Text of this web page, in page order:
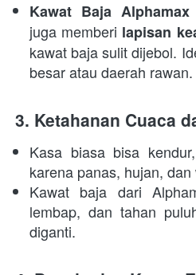
Kawat Baja Alphamax
juga memberi lapisan
kawat baja sulit dijebol.
besar atau daerah rawan.
3. Ketahanan Cuaca
Kasa biasa bisa
karena panas, hujan, dan
Kawat baja dari
lembap, dan tahan
diganti.